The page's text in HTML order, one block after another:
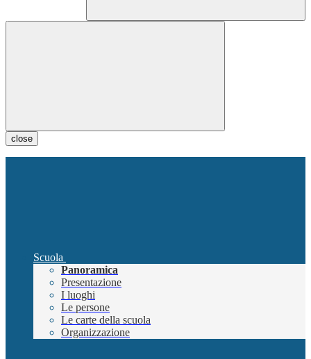
close
Scuola
Panoramica
Presentazione
I luoghi
Le persone
Le carte della scuola
Organizzazione